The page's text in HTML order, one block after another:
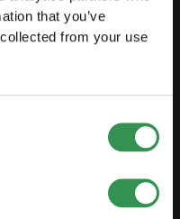
that you’ve
from your use